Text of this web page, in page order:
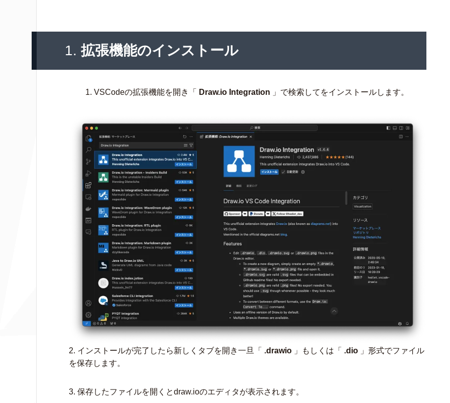
1. 拡張機能のインストール
VSCodeの拡張機能を開き「 Draw.io Integration 」で検索してをインストールします。
2. インストールが完了したら新しくタブを開き一旦「 .drawio 」もしくは「 .dio 」形式でファイル
を保存します。
3. 保存したファイルを開くとdraw.ioのエディタが表示されます。